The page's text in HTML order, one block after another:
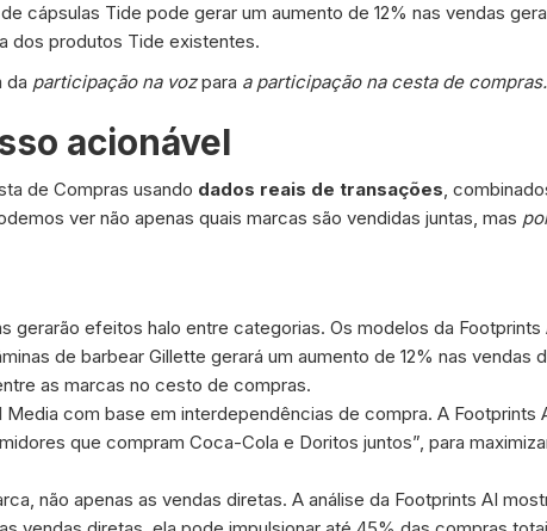
cápsulas Tide pode gerar um aumento de 12% nas vendas
dos produtos Tide existentes.
da participação na vozpara a participação na cesta de compras.
acionável
de Compras usando dados reais de transações,
ver não apenas quais marcas são vendidas juntas, mas
gerarão efeitos halo entre categorias. Os modelos da Footprints
de barbear Gillette gerará um aumento de 12% nas vendas
as marcas no cesto de compras.
com base em interdependências de compra. A Footprints
que compram Coca-Cola e Doritos juntos”, para
não apenas as vendas diretas. A análise da Footprints AI